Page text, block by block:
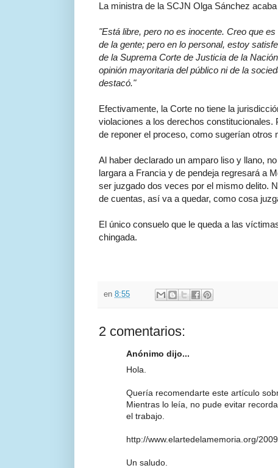
La ministra de la SCJN Olga Sánchez
"Está libre, pero no es inocente. Creo que
de la gente; pero en lo personal, estoy
de la Suprema Corte de Justicia de la
opinión mayoritaria del público ni de la
destacó."
Efectivamente, la Corte no tiene la
violaciones a los derechos
de reponer el proceso, como sugerían otros
Al haber declarado un amparo liso y llano,
largara a Francia y de pendeja regresará a
ser juzgado dos veces por el mismo delito.
de cuentas, así va a quedar, como cosa
El único consuelo que le queda a las
chingada.
en 8:55
2 comentarios:
Anónimo dijo...
Hola.
Quería recomendarte este artículo
Mientras lo leía, no pude evitar
el trabajo.
http://www.elartedelamemoria.org/
Un saludo.